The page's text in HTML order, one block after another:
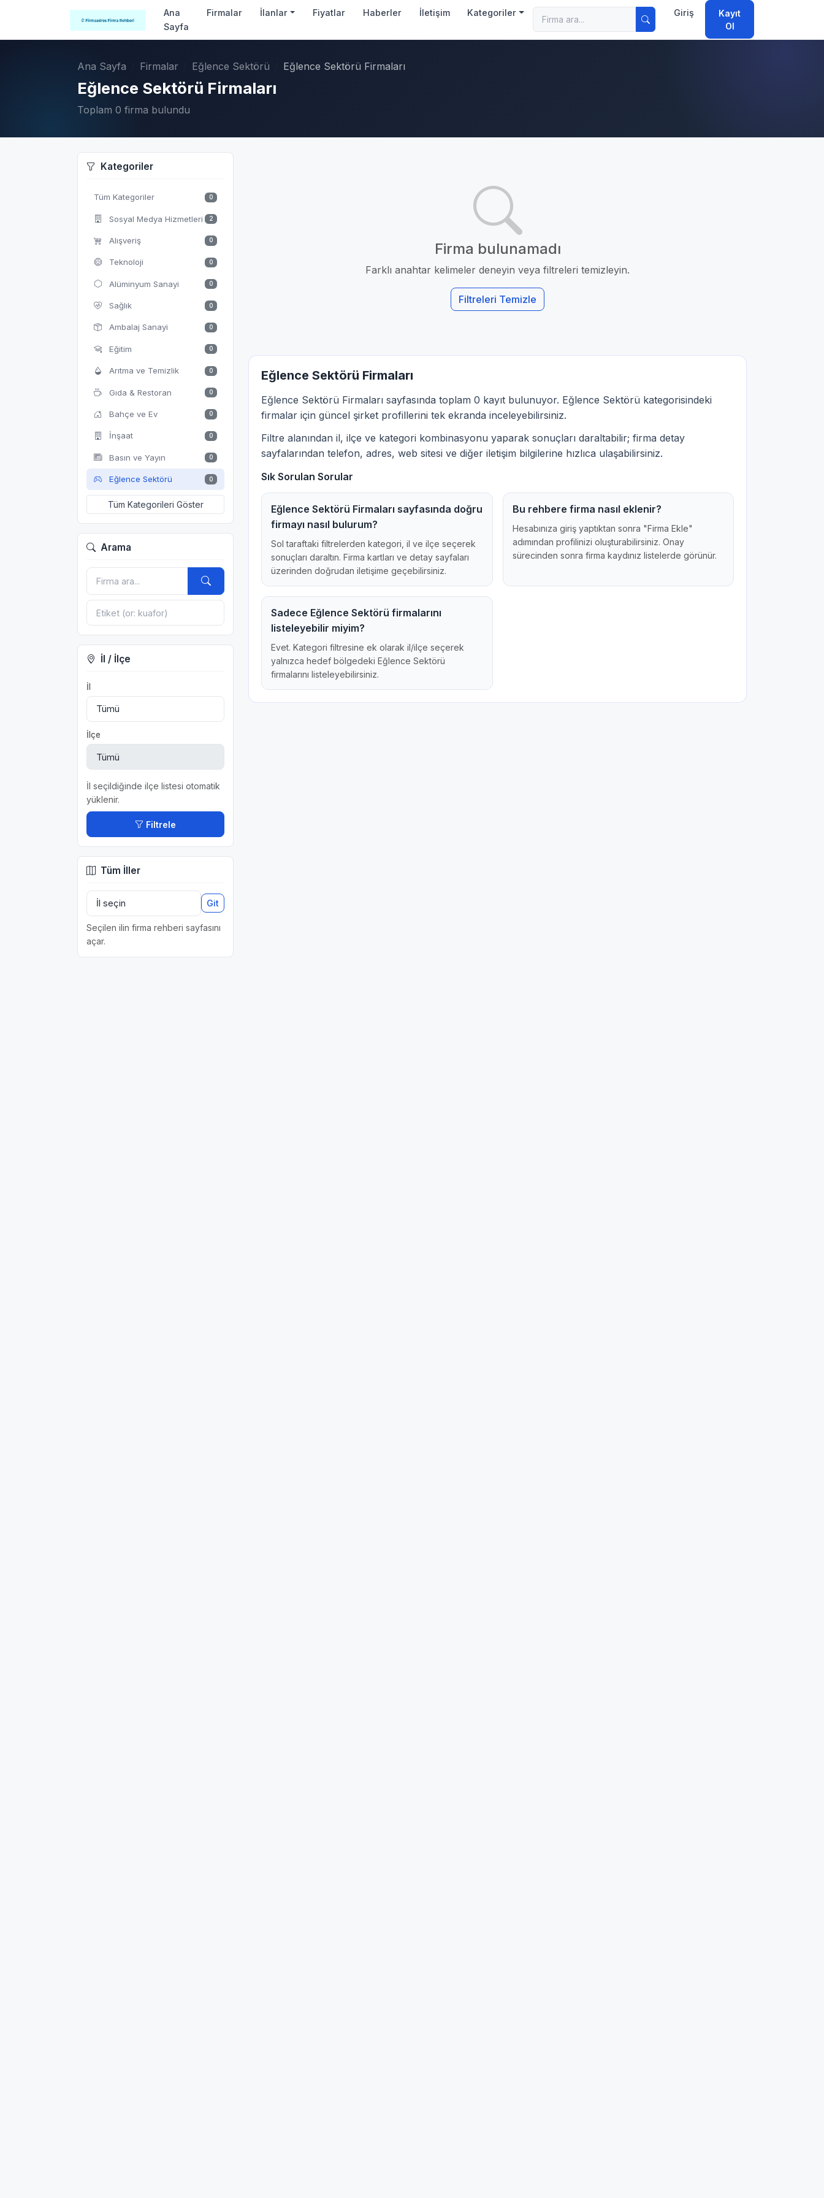
Ana
Sayfa
Firmalar İlanlar Fiyatlar Haberler İletişim Kategoriler Giriş
Kayıt
Ol
Ana Sayfa Firmalar Eğlence Sektörü Eğlence Sektörü Firmaları
Eğlence Sektörü Firmaları
Toplam 0 firma bulundu
Kategoriler
Tüm Kategoriler 0
Sosyal Medya Hizmetleri 2
Alışveriş 0
Teknoloji 0
Alüminyum Sanayi 0
Sağlık 0
Ambalaj Sanayi 0
Eğitim 0
Arıtma ve Temizlik 0
Gıda & Restoran 0
Bahçe ve Ev 0
İnşaat 0
Basın ve Yayın 0
Eğlence Sektörü 0
Tüm Kategorileri Göster
Arama
İl / İlçe
İl
İlçe
İl seçildiğinde ilçe listesi otomatik
yüklenir.
Filtrele
Tüm İller
Git
Seçilen ilin firma rehberi sayfasını
açar.
Firma bulunamadı
Farklı anahtar kelimeler deneyin veya filtreleri temizleyin.
Filtreleri Temizle
Eğlence Sektörü Firmaları
Eğlence Sektörü Firmaları sayfasında toplam 0 kayıt bulunuyor. Eğlence Sektörü kategorisindeki
firmalar için güncel şirket profillerini tek ekranda inceleyebilirsiniz.
Filtre alanından il, ilçe ve kategori kombinasyonu yaparak sonuçları daraltabilir; firma detay
sayfalarından telefon, adres, web sitesi ve diğer iletişim bilgilerine hızlıca ulaşabilirsiniz.
Sık Sorulan Sorular
Eğlence Sektörü Firmaları sayfasında doğru
firmayı nasıl bulurum?
Sol taraftaki filtrelerden kategori, il ve ilçe seçerek
sonuçları daraltın. Firma kartları ve detay sayfaları
üzerinden doğrudan iletişime geçebilirsiniz.
Bu rehbere firma nasıl eklenir?
Hesabınıza giriş yaptıktan sonra "Firma Ekle"
adımından profilinizi oluşturabilirsiniz. Onay
sürecinden sonra firma kaydınız listelerde görünür.
Sadece Eğlence Sektörü firmalarını
listeleyebilir miyim?
Evet. Kategori filtresine ek olarak il/ilçe seçerek
yalnızca hedef bölgedeki Eğlence Sektörü
firmalarını listeleyebilirsiniz.